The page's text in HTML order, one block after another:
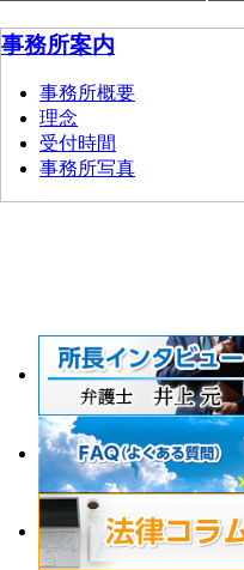
事務所案内
事務所概要
理念
受付時間
事務所写真